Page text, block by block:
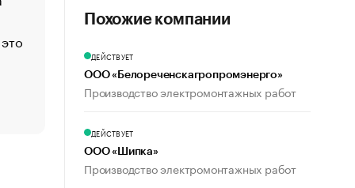
Что обвинения против Павла Дурова значат для
пользователей
Похожие компании
ДЕЙСТВУЕТ
ООО «Белореченскагропромэнерго»
Производство электромонтажных работ
ДЕЙСТВУЕТ
ООО «Шипка»
Производство электромонтажных работ